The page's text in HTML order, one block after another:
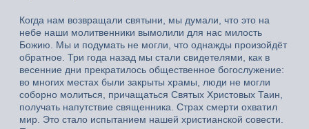
Когда нам возвращали святыни, мы думали, что это на
небе наши молитвенники вымолили для нас милость
Божию. Мы и подумать не могли, что однажды произойдёт
обратное. Три года назад мы стали свидетелями, как в
весенние дни прекратилось общественное богослужение:
во многих местах были закрыты храмы, люди не могли
соборно молиться, причащаться Святых Христовых Таин,
получать напутствие священника. Страх смерти охватил
мир. Это стало испытанием нашей христианской совести.